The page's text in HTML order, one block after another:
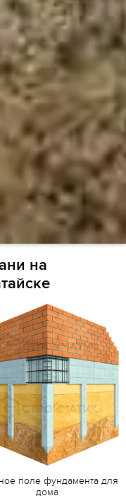
на
поле фундамента для
дома